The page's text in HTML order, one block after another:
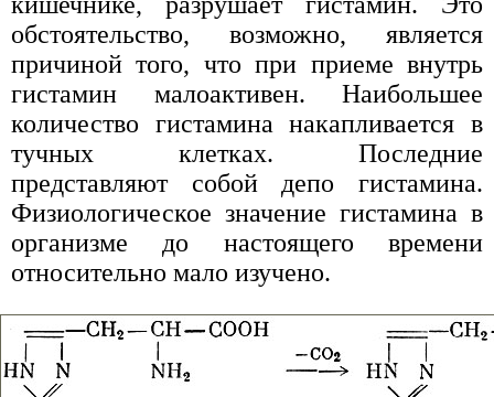
обстоятельство, возможно, является
причиной того, что при приеме внутрь
гистамин малоактивен. Наибольшее
количество гистамина накапливается в
тучных клетках. Последние
представляют собой депо гистамина.
Физиологическое значение гистамина в
организме до настоящего времени
относительно мало изучено.